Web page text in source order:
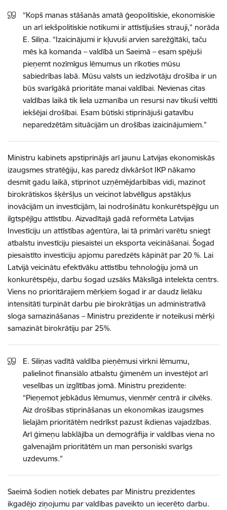
“Kopš manas stāšanās amatā ģeopolitiskie, ekonomiskie
un arī iekšpolitiskie notikumi ir attīstījušies strauji,” norāda
E. Siliņa. “Izaicinājumi ir kļuvuši arvien sarežģītāki, taču
mēs kā komanda – valdībā un Saeimā – esam spējuši
pieņemt nozīmīgus lēmumus un rīkoties mūsu
sabiedrības labā. Mūsu valsts un iedzīvotāju drošība ir un
būs svarīgākā prioritāte manai valdībai. Nevienas citas
valdības laikā tik liela uzmanība un resursi nav tikuši veltīti
iekšējai drošībai. Esam būtiski stiprinājuši gatavību
neparedzētām situācijām un drošības izaicinājumiem.”
Ministru kabinets apstiprinājis arī jaunu Latvijas ekonomiskās
izaugsmes stratēģiju, kas paredz divkāršot IKP nākamo
desmit gadu laikā, stiprinot uzņēmējdarbības vidi, mazinot
birokrātiskos šķēršļus un veicinot labvēlīgus apstākļus
inovācijām un investīcijām, lai nodrošinātu konkurētspējīgu un
ilgtspējīgu attīstību. Aizvadītajā gadā reformēta Latvijas
Investīciju un attīstības aģentūra, lai tā primāri varētu sniegt
atbalstu investīciju piesaistei un eksporta veicināšanai. Šogad
piesaistīto investīciju apjomu paredzēts kāpināt par 20 %. Lai
Latvijā veicinātu efektīvāku attīstību tehnoloģiju jomā un
konkurētspēju, darbu šogad uzsāks Mākslīgā intelekta centrs.
Viens no prioritārajiem mērķiem šogad ir ar daudz lielāku
intensitāti turpināt darbu pie birokrātijas un administratīvā
sloga samazināšanas – Ministru prezidente ir noteikusi mērķi
samazināt birokrātiju par 25%.
E. Siliņas vadītā valdība pieņēmusi virkni lēmumu,
palielinot finansiālo atbalstu ģimenēm un investējot arī
veselības un izglītības jomā. Ministru prezidente:
“Pieņemot jebkādus lēmumus, vienmēr centrā ir cilvēks.
Aiz drošības stiprināšanas un ekonomikas izaugsmes
lielajām prioritātēm nedrīkst pazust ikdienas vajadzības.
Arī ģimeņu labklājība un demogrāfija ir valdības viena no
galvenajām prioritātēm un man personiski svarīgs
uzdevums.”
Saeimā šodien notiek debates par Ministru prezidentes
ikgadējo ziņojumu par valdības paveikto un iecerēto darbu.